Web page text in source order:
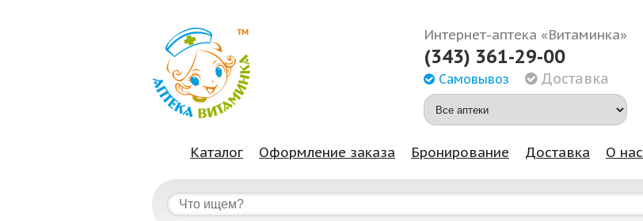
Интернет-аптека «Витаминка»
(343) 361-29-00
Самовывоз Доставка
Каталог Оформление заказа Бронирование Доставка О нас